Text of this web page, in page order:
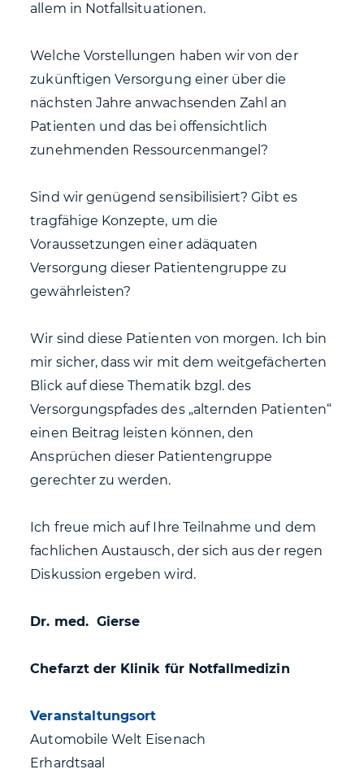
allem in Notfallsituationen.
Welche Vorstellungen haben wir von der
zukünftigen Versorgung einer über die
nächsten Jahre anwachsenden Zahl an
Patienten und das bei offensichtlich
zunehmenden Ressourcenmangel?
Sind wir genügend sensibilisiert? Gibt es
tragfähige Konzepte, um die
Voraussetzungen einer adäquaten
Versorgung dieser Patientengruppe zu
gewährleisten?
Wir sind diese Patienten von morgen. Ich bin
mir sicher, dass wir mit dem weitgefächerten
Blick auf diese Thematik bzgl. des
Versorgungspfades des „alternden Patienten“
einen Beitrag leisten können, den
Ansprüchen dieser Patientengruppe
gerechter zu werden.
Ich freue mich auf Ihre Teilnahme und dem
fachlichen Austausch, der sich aus der regen
Diskussion ergeben wird.
Dr. med. Gierse
Chefarzt der Klinik für Notfallmedizin
Veranstaltungsort
Automobile Welt Eisenach
Erhardtsaal